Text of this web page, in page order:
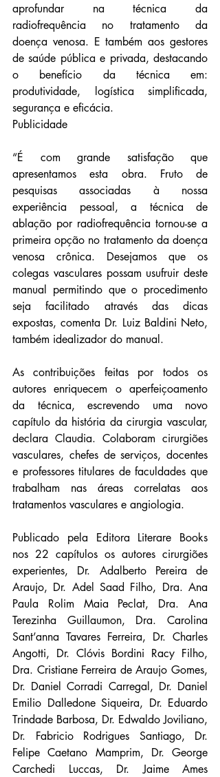
aprofundar na técnica da
radiofrequência no tratamento da
doença venosa. E também aos gestores
de saúde pública e privada, destacando
o benefício da técnica em:
produtividade, logística simplificada,
segurança e eficácia.
Publicidade
“É com grande satisfação que
apresentamos esta obra. Fruto de
pesquisas associadas à nossa
experiência pessoal, a técnica de
ablação por radiofrequência tornou-se a
primeira opção no tratamento da doença
venosa crônica. Desejamos que os
colegas vasculares possam usufruir deste
manual permitindo que o procedimento
seja facilitado através das dicas
expostas, comenta Dr. Luiz Baldini Neto,
também idealizador do manual.
As contribuições feitas por todos os
autores enriquecem o aperfeiçoamento
da técnica, escrevendo uma novo
capítulo da história da cirurgia vascular,
declara Claudia. Colaboram cirurgiões
vasculares, chefes de serviços, docentes
e professores titulares de faculdades que
trabalham nas áreas correlatas aos
tratamentos vasculares e angiologia.
Publicado pela Editora Literare Books
nos 22 capítulos os autores cirurgiões
experientes, Dr. Adalberto Pereira de
Araujo, Dr. Adel Saad Filho, Dra. Ana
Paula Rolim Maia Peclat, Dra. Ana
Terezinha Guillaumon, Dra. Carolina
Sant’anna Tavares Ferreira, Dr. Charles
Angotti, Dr. Clóvis Bordini Racy Filho,
Dra. Cristiane Ferreira de Araujo Gomes,
Dr. Daniel Corradi Carregal, Dr. Daniel
Emilio Dalledone Siqueira, Dr. Eduardo
Trindade Barbosa, Dr. Edwaldo Joviliano,
Dr. Fabricio Rodrigues Santiago, Dr.
Felipe Caetano Mamprim, Dr. George
Carchedi Luccas, Dr. Jaime Ames